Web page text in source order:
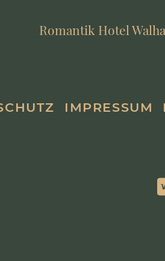
Romantik Hotel
IMPRESSUM